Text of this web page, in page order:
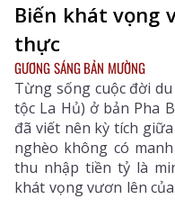
Biến khát vọng
thực
GƯƠNG SÁNG BẢN MƯỜNG
Từng sống cuộc đời
tộc La Hủ) ở bản Pha Bu (nay là bản Pha Mu, xã Pa Ủ)
đã viết nên kỳ tích
nghèo không có
thu nhập tiền tỷ là
khát vọng vươn lên